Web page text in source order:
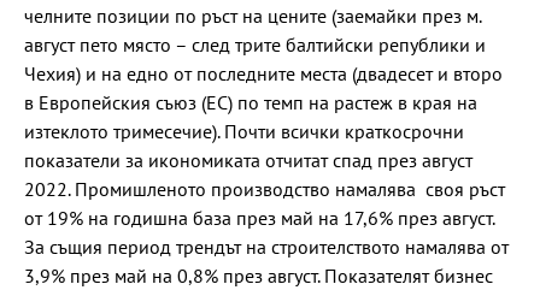
челните позиции по ръст на цените (заемайки през м.
август пето място – след трите балтийски републики и
Чехия) и на едно от последните места (двадесет и второ
в Европейския съюз (ЕС) по темп на растеж в края на
изтеклото тримесечие). Почти всички краткосрочни
показатели за икономиката отчитат спад през август
2022. Промишленото производство намалява своя ръст
от 19% на годишна база през май на 17,6% през август.
За същия период трендът на строителството намалява от
3,9% през май на 0,8% през август. Показателят бизнес